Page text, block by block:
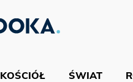
KOŚCIÓŁ ŚWIAT